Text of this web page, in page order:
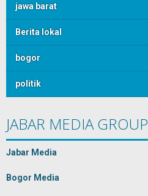
jawa barat
Berita lokal
bogor
politik
JABAR MEDIA GROUP
Jabar Media
Bogor Media